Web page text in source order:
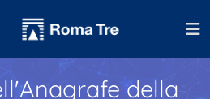
della